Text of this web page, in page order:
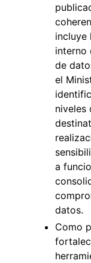
incluye
interno
de
el
niveles
a
datos.
Como